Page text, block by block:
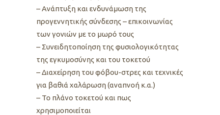
– Ανάπτυξη και ενδυνάμωση της
προγεννητικής σύνδεσης – επικοινωνίας
των γονιών με το μωρό τους
– Συνειδητοποίηση της φυσιολογικότητας
της εγκυμοσύνης και του τοκετού
– Διαχείρηση του φόβου-στρες και τεχνικές
για βαθιά χαλάρωση (αναπνοή κ.α.)
– Το πλάνο τοκετού και πως
χρησιμοποιείται